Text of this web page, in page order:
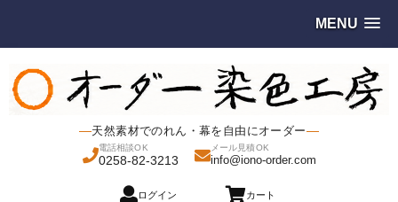
MENU
天然素材でのれん・幕を自由にオーダー
電話相談OK
0258-82-3213
メール見積OK
info@iono-order.com
ログイン カート